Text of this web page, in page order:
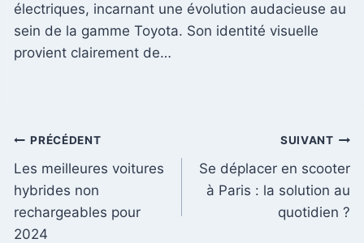
électriques, incarnant une évolution audacieuse au
sein de la gamme Toyota. Son identité visuelle
provient clairement de…
Navigation
de
l’article
PRÉCÉDENT
Les meilleures voitures
hybrides non
rechargeables pour
2024
SUIVANT
Se déplacer en scooter
à Paris : la solution au
quotidien ?